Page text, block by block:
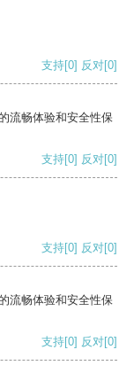
支持[0] 反对[0]
流畅体验和安全性保
支持[0] 反对[0]
支持[0] 反对[0]
流畅体验和安全性保
支持[0] 反对[0]